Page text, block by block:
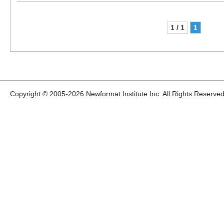
1 / 1 1
Copyright © 2005-2026 Newformat Institute Inc. All Rights